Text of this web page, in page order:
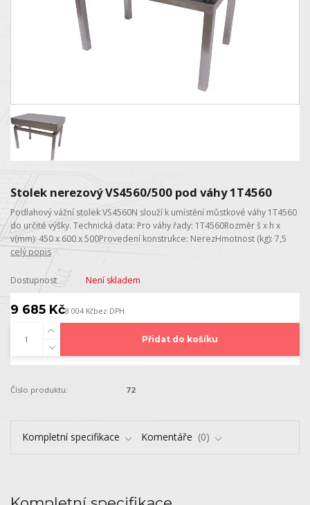
Stolek nerezový VS4560/500 pod váhy 1T4560
Podlahový vážní stolek VS4560N slouží k umístění můstkové váhy 1T4560
do určité výšky. Technická data: Pro váhy řady: 1T4560Rozměr š x h x
v(mm): 450 x 600 x 500Provedení konstrukce: NerezHmotnost (kg): 7,5
celý popis
Dostupnost Není skladem
9 685 Kč8 004 Kčbez DPH
Přidat do košíku
Číslo produktu: 72
Kompletní specifikace Komentáře 0